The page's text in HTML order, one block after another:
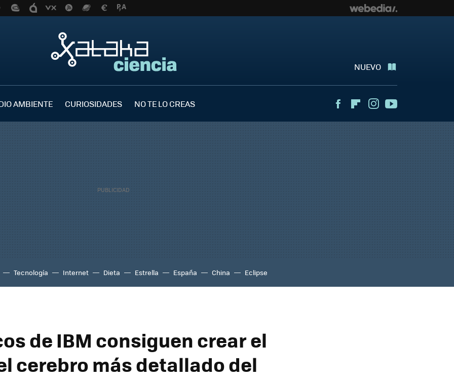
NUEVO
AMBIENTE CURIOSIDADES NO TE LO CREAS FacebookFlipboardInstagram
Tecnología Internet Dieta Estrella España China Eclipse
de IBM consiguen crear el
cerebro más detallado del